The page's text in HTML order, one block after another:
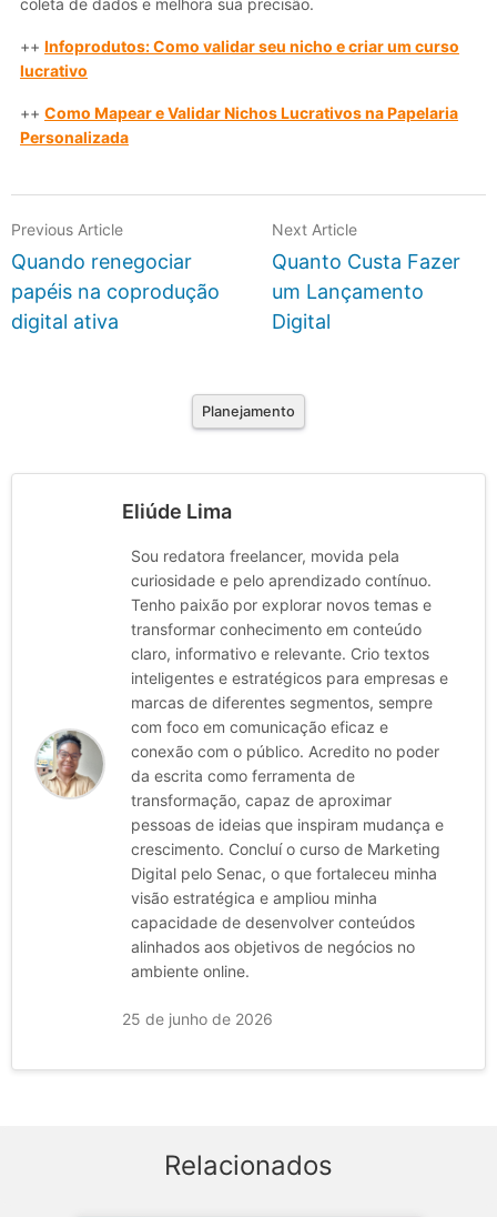
coleta de dados e melhora sua precisão.
++ Infoprodutos: Como validar seu nicho e criar um curso
lucrativo
++ Como Mapear e Validar Nichos Lucrativos na Papelaria
Personalizada
Previous Article
Quando renegociar
papéis na coprodução
digital ativa
Next Article
Quanto Custa Fazer
um Lançamento
Digital
Planejamento
Eliúde Lima
Sou redatora freelancer, movida pela
curiosidade e pelo aprendizado contínuo.
Tenho paixão por explorar novos temas e
transformar conhecimento em conteúdo
claro, informativo e relevante. Crio textos
inteligentes e estratégicos para empresas e
marcas de diferentes segmentos, sempre
com foco em comunicação eficaz e
conexão com o público. Acredito no poder
da escrita como ferramenta de
transformação, capaz de aproximar
pessoas de ideias que inspiram mudança e
crescimento. Concluí o curso de Marketing
Digital pelo Senac, o que fortaleceu minha
visão estratégica e ampliou minha
capacidade de desenvolver conteúdos
alinhados aos objetivos de negócios no
ambiente online.
25 de junho de 2026
Relacionados